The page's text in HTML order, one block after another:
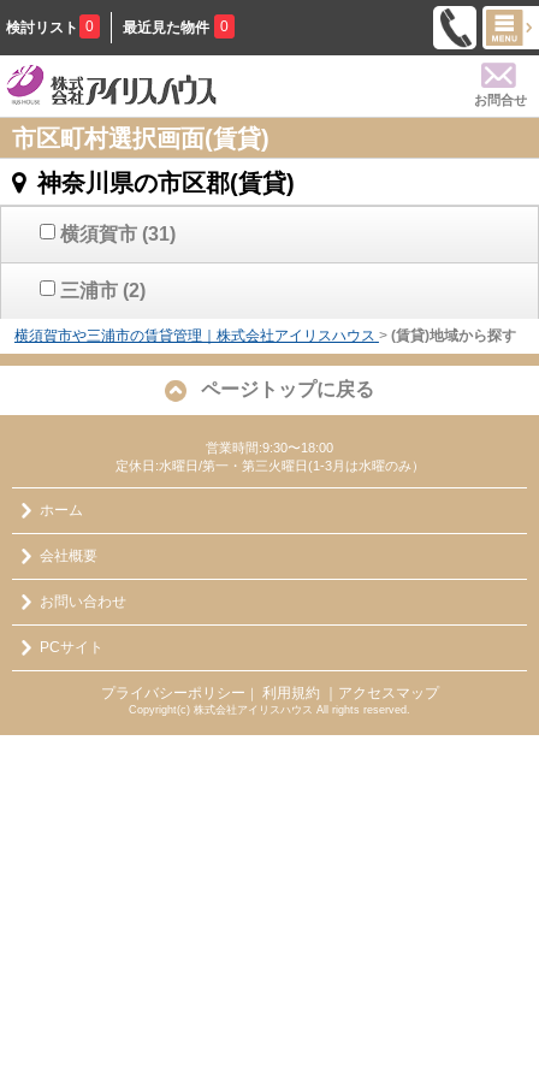
検討リスト 0 最近見た物件 0
お問合せ
市区町村選択画面(賃貸)
神奈川県の市区郡(賃貸)
横須賀市 (31)
三浦市 (2)
横須賀市や三浦市の賃貸管理｜株式会社アイリスハウス > (賃貸)地域から探す
ページトップに戻る
営業時間:9:30〜18:00
定休日:水曜日/第一・第三火曜日(1-3月は水曜のみ）
ホーム
会社概要
お問い合わせ
PCサイト
プライバシーポリシー ｜ 利用規約 ｜アクセスマップ
Copyright(c) 株式会社アイリスハウス All rights reserved.